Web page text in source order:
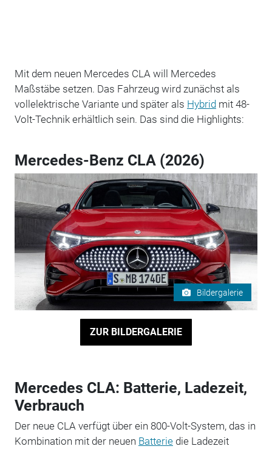
Mit dem neuen Mercedes CLA will Mercedes
Maßstäbe setzen. Das Fahrzeug wird zunächst als
vollelektrische Variante und später als Hybridmit 48-
Volt-Technik erhältlich sein. Das sind die Highlights:
Mercedes-Benz CLA (2026)
Bildergalerie
ZUR BILDERGALERIE
Mercedes CLA: Batterie, Ladezeit,
Verbrauch
Der neue CLA verfügt über ein 800-Volt-System, das in
Kombination mit der neuen Batteriedie Ladezeit